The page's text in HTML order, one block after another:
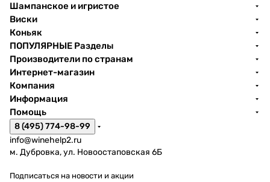
Шампанское и игристое
Виски
Коньяк
ПОПУЛЯРНЫЕ Разделы
Производители по странам
Интернет-магазин
Компания
Информация
Помощь
8 (495) 774-98-99
info@winehelp2.ru
м. Дубровка, ул. Новоостаповская 6Б
Подписаться на новости и акции